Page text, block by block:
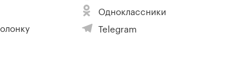
Одноклассники
Telegram